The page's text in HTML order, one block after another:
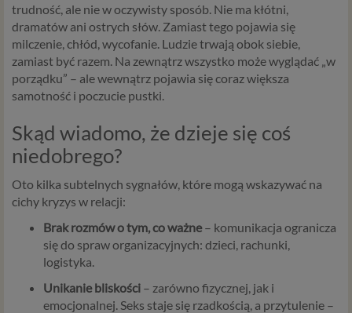
trudność, ale niewoczywisty sposób. Nie ma kłótni,
dramatów ani ostrych słów. Zamiasttego pojawia się
milczenie,chłód,wycofanie. Ludzietrwają obok siebie,
zamiast być razem. Na zewnątrzwszystko możewyglądać „w
porządku” – alewewnątrz pojawia sięcorazwiększa
samotność i poczucie pustki.
Skąd wiadomo, że dzieje się coś
niedobrego?
Oto kilka subtelnych sygnałów, które mogą wskazywać na
cichy kryzys w relacji:
Brakrozmówotym,coważne– komunikacja ogranicza
siędo spraworganizacyjnych: dzieci, rachunki,
logistyka.
Unikaniebliskości – zarówno fizycznej, jak i
emocjonalnej.Seks staje się rzadkością, a przytulenie –